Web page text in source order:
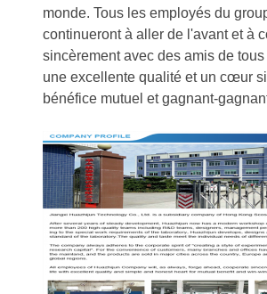
monde. Tous les employés du
continueront à aller de l'avant et à
sincèrement avec des amis de
une excellente qualité et un cœur
bénéfice mutuel et gagnant-